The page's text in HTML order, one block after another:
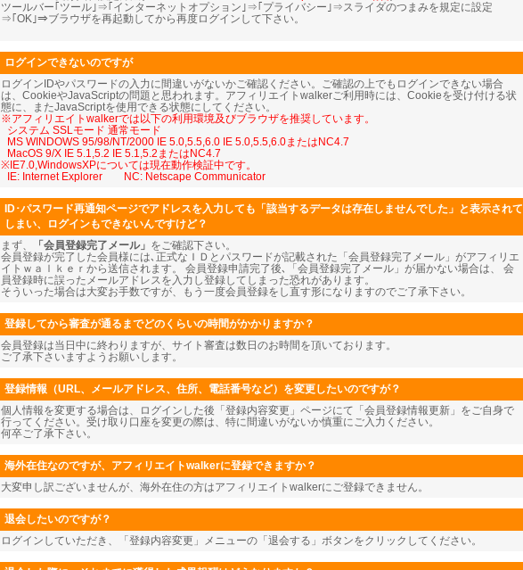
ツールバー｢ツール｣⇒｢インターネットオプション｣⇒｢プライバシー｣⇒スライダのつまみを規定に設定
⇒｢OK｣⇒ブラウザを再起動してから再度ログインして下さい。
ログインできないのですが
ログインIDやパスワードの入力に間違いがないかご確認ください。ご確認の上でもログインできない場合
は、CookieやJavaScriptの問題と思われます。アフィリエイトwalkerご利用時には、Cookieを受け付ける状
態に、またJavaScriptを使用できる状態にしてください。
※アフィリエイトwalkerでは以下の利用環境及びブラウザを推奨しています。
システム SSLモード 通常モード
MS WINDOWS 95/98/NT/2000 IE 5.0,5.5,6.0 IE 5.0,5.5,6.0またはNC4.7
MacOS 9/X IE 5.1,5.2 IE 5.1,5.2またはNC4.7
※IE7.0,WindowsXPについては現在動作検証中です。
IE: Internet Explorer NC: Netscape Communicator
ID･パスワード再通知ページでアドレスを入力しても「該当するデータは存在しませんでした」と表示されて
しまい、ログインもできないんですけど？
まず、 「会員登録完了メール」 をご確認下さい。
会員登録が完了した会員様には､正式なＩＤとパスワードが記載された「会員登録完了メール」がアフィリエ
イトｗａｌｋｅｒから送信されます。 会員登録申請完了後､「会員登録完了メール」が届かない場合は、 会
員登録時に誤ったメールアドレスを入力し登録してしまった恐れがあります。
そういった場合は大変お手数ですが、もう一度会員登録をし直す形になりますのでご了承下さい。
登録してから審査が通るまでどのくらいの時間がかかりますか？
会員登録は当日中に終わりますが、サイト審査は数日のお時間を頂いております。
ご了承下さいますようお願いします。
登録情報（URL、メールアドレス、住所、電話番号など）を変更したいのですが？
個人情報を変更する場合は、ログインした後「登録内容変更」ページにて「会員登録情報更新」をご自身で
行ってください。受け取り口座を変更の際は、特に間違いがないか慎重にご入力ください。
何卒ご了承下さい。
海外在住なのですが、アフィリエイトwalkerに登録できますか？
大変申し訳ございませんが、海外在住の方はアフィリエイトwalkerにご登録できません。
退会したいのですが？
ログインしていただき、「登録内容変更」メニューの「退会する」ボタンをクリックしてください。